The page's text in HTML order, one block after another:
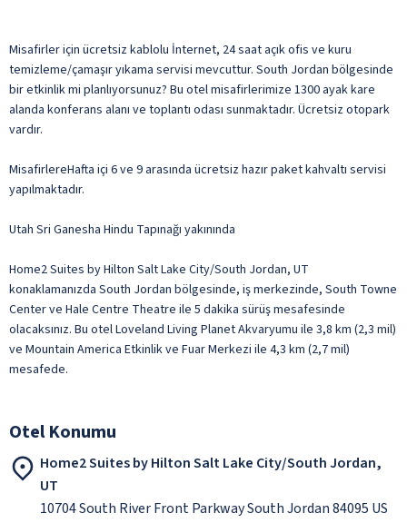
Misafirler için ücretsiz kablolu İnternet, 24 saat açık ofis ve kuru
temizleme/çamaşır yıkama servisi mevcuttur. South Jordan bölgesinde
bir etkinlik mi planlıyorsunuz? Bu otel misafirlerimize 1300 ayak kare
alanda konferans alanı ve toplantı odası sunmaktadır. Ücretsiz otopark
vardır.
MisafirlereHafta içi 6 ve 9 arasında ücretsiz hazır paket kahvaltı servisi
yapılmaktadır.
Utah Sri Ganesha Hindu Tapınağı yakınında
Home2 Suites by Hilton Salt Lake City/South Jordan, UT
konaklamanızda South Jordan bölgesinde, iş merkezinde, South Towne
Center ve Hale Centre Theatre ile 5 dakika sürüş mesafesinde
olacaksınız. Bu otel Loveland Living Planet Akvaryumu ile 3,8 km (2,3 mil)
ve Mountain America Etkinlik ve Fuar Merkezi ile 4,3 km (2,7 mil)
mesafede.
Otel Konumu
Home2 Suites by Hilton Salt Lake City/South Jordan,
UT
10704 South River Front Parkway South Jordan 84095 US